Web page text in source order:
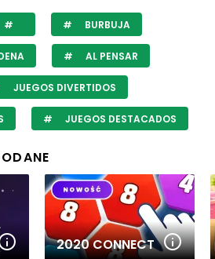
BURBUJA
AL PENSAR
JUEGOS DIVERTIDOS
JUEGOS DESTACADOS
2020 CONNECT